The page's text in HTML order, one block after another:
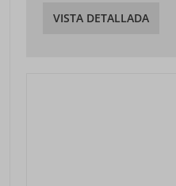
VISTA DETALLADA